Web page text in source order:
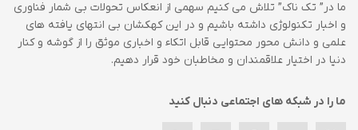
ما در” تک ناک” تلاش می کنیم سهمی از انعکاس تحولات بی شمار فناوری
و اخبار تکنولوژی داشته باشیم و در این کهکشان بی انتهای یافته های
علمی و دانش محور محتوایی قابل اتکاء و اخباری موثق را از گوشه و کنار
دنیا در اختیار علاقمندان و مخاطبان خود قرار دهیم.
ما را در شبکه های اجتماعی دنبال کنید